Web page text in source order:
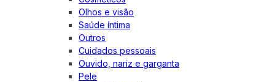
Olhos e visão
Saúde íntima
Outros
Cuidados pessoais
Ouvido, nariz e garganta
Pele